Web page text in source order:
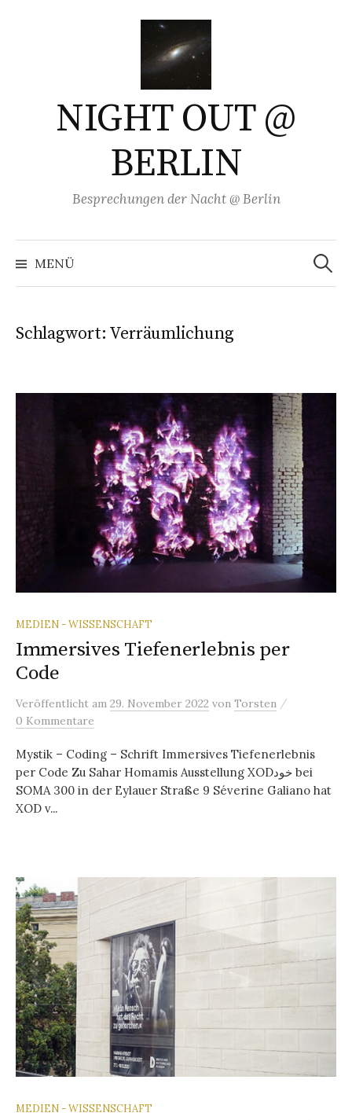
NIGHT OUT @
BERLIN
Besprechungen der Nacht @ Berlin
MENÜ
Suchen
nach:
Schlagwort: Verräumlichung
MEDIEN - WISSENSCHAFT
Immersives Tiefenerlebnis per
Code
Veröffentlicht am 29. November 2022 von Torsten /
0 Kommentare
Mystik – Coding – Schrift Immersives Tiefenerlebnis
per Code Zu Sahar Homamis Ausstellung XODخود bei
SOMA 300 in der Eylauer Straße 9 Séverine Galiano hat
XOD v...
MEDIEN - WISSENSCHAFT